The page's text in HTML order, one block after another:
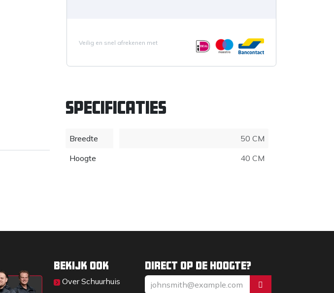
Veilig en snel afrekenen met
Specificaties
Breedte
50 CM
Hoogte
40 CM
Direct op de hoogte?
Bekijk ook
Over Sc​huurhuis